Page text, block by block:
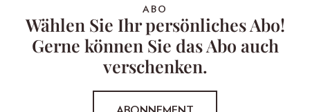
ABO
Wählen Sie Ihr persönliches Abo!
Gerne können Sie das Abo auch
verschenken.